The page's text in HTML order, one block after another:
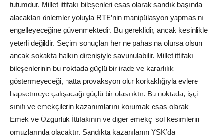
tutumdur. Millet ittifakı bileşenleri esas olarak sandık başında
alacakları önlemler yoluyla RTE’nin manipülasyon yapmasını
engelleyeceğine güvenmektedir. Bu gereklidir, ancak kesinlikle
yeterli değildir. Seçim sonuçları her ne pahasına olursa olsun
ancak sokakta halkın direnişiyle savunulabilir. Millet ittifakı
bileşenlerinin bu noktada güçlü bir irade ve kararlılık
göstermeyeceği, hatta provaksyon olur korkaklığıyla evlere
hapsetmeye çalışacağı güçlü bir olasılıktır. Bu noktada, işçi
sınıfı ve emekçilerin kazanımlarını korumak esas olarak
Emek ve Özgürlük İttifakının ve diğer emekçi sol kesimlerin
omuzlarında olacaktır. Sandıkta kazanılanın YSK’da